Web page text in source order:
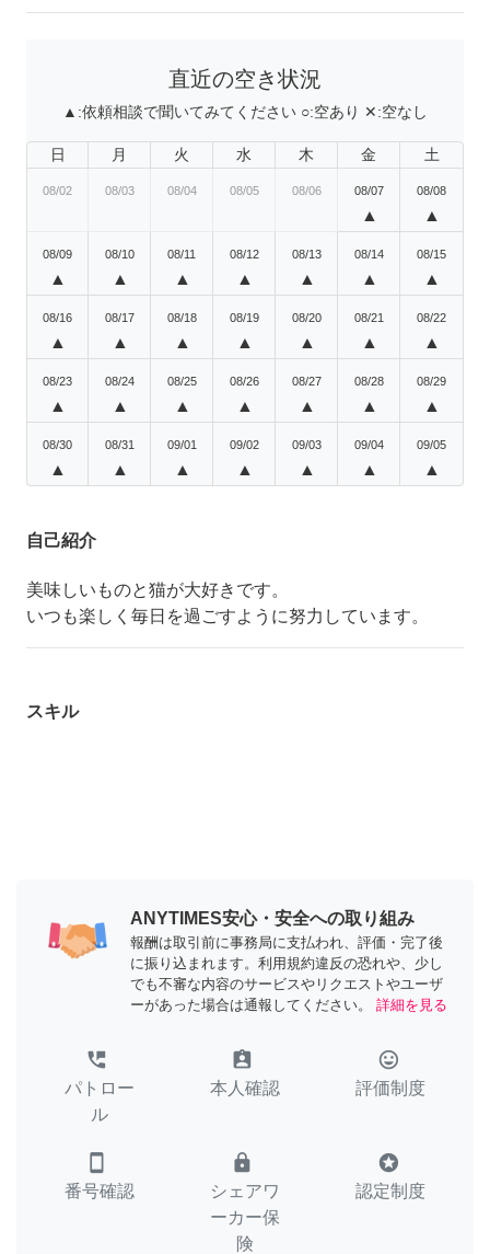
直近の空き状況
▲:依頼相談で聞いてみてください ○:空あり ✕:空なし
日 月 火 水 木 金 土
08/02 08/03 08/04 08/05 08/06 08/07
▲
08/08
▲
08/09
▲
08/10
▲
08/11
▲
08/12
▲
08/13
▲
08/14
▲
08/15
▲
08/16
▲
08/17
▲
08/18
▲
08/19
▲
08/20
▲
08/21
▲
08/22
▲
08/23
▲
08/24
▲
08/25
▲
08/26
▲
08/27
▲
08/28
▲
08/29
▲
08/30
▲
08/31
▲
09/01
▲
09/02
▲
09/03
▲
09/04
▲
09/05
▲
自己紹介
美味しいものと猫が大好きです。
いつも楽しく毎日を過ごすように努力しています。
スキル
ANYTIMES安心・安全への取り組み
報酬は取引前に事務局に支払われ、評価・完了後
に振り込まれます。利用規約違反の恐れや、少し
でも不審な内容のサービスやリクエストやユーザ
ーがあった場合は通報してください。
詳細を見る
perm_phone_msg
パトロー
ル
assignment_ind
本人確認
tag_faces
評価制度
smartphone
番号確認
lock
シェアワ
ーカー保
険
stars
認定制度